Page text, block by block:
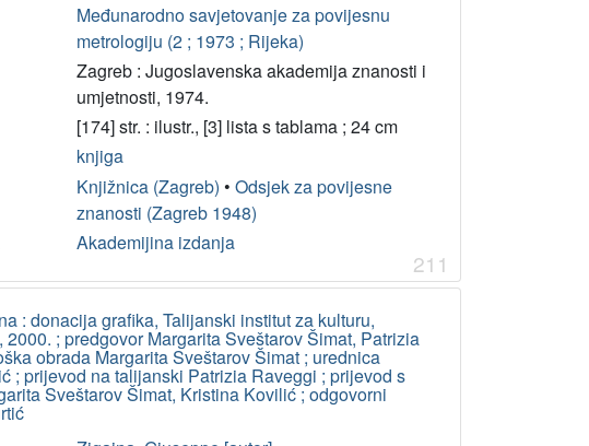
Međunarodno savjetovanje za povijesnu
metrologiju (2 ; 1973 ; Rijeka)
Zagreb : Jugoslavenska akademija znanosti i
umjetnosti, 1974.
[174] str. : ilustr., [3] lista s tablama ; 24 cm
knjiga
Knjižnica (Zagreb) • Odsjek za povijesne
znanosti (Zagreb 1948)
Akademijina izdanja
211
: donacija grafika, Talijanski institut za kulturu,
; predgovor Margarita Sveštarov Šimat, Patrizia
obrada Margarita Sveštarov Šimat ; urednica
; prijevod na talijanski Patrizia Raveggi ; prijevod s
Sveštarov Šimat, Kristina Kovilić ; odgovorni